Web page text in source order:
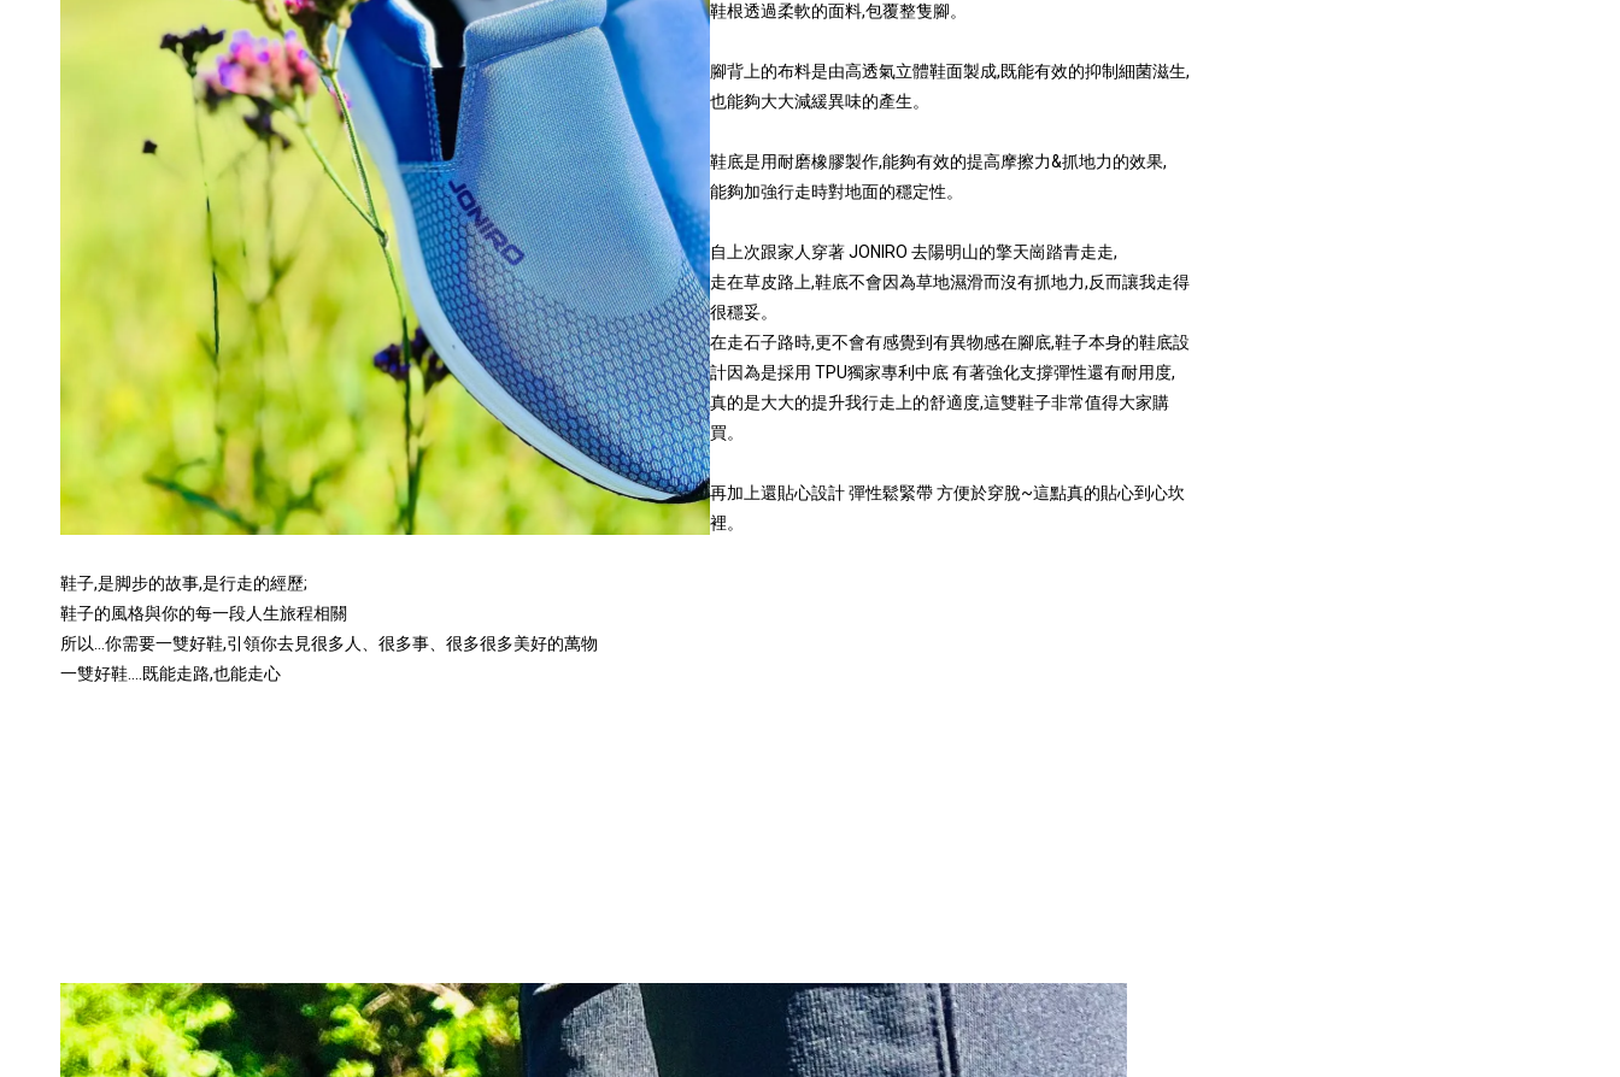
鞋根透過柔軟的面料,包覆整隻腳。
腳背上的布料是由高透氣立體鞋面製成,既能有效的抑制細菌滋生,
也能夠大大減緩異味的產生。
鞋底是用耐磨橡膠製作,能夠有效的提高摩擦力&抓地力的效果,
能夠加強行走時對地面的穩定性。
自上次跟家人穿著 JONIRO 去陽明山的擎天崗踏青走走,
走在草皮路上,鞋底不會因為草地濕滑而沒有抓地力,反而讓我走得
很穩妥。
在走石子路時,更不會有感覺到有異物感在腳底,鞋子本身的鞋底設
計因為是採用 TPU獨家專利中底 有著強化支撐彈性還有耐用度,
真的是大大的提升我行走上的舒適度,這雙鞋子非常值得大家購
買。
再加上還貼心設計 彈性鬆緊帶 方便於穿脫~這點真的貼心到心坎
裡。
鞋子,是脚步的故事,是行走的經歷;
鞋子的風格與你的每一段人生旅程相關
所以…你需要一雙好鞋,引領你去見很多人、很多事、很多很多美好的萬物
一雙好鞋….既能走路,也能走心